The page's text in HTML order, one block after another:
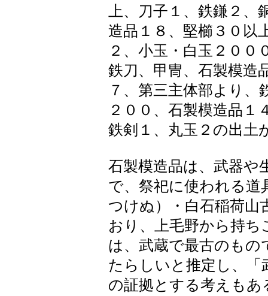
上、刀子１、鉄鎌２
造品１８、堅櫛３０以
２、小玉・白玉２００
鉄刀、甲冑、石製模造
７、第三主体部より、
２００、石製模造品１
鉄剣１、丸玉２の出土
石製模造品は、武器や
で、祭祀に使われる道
つけぬ）・白石稲荷山
おり、上毛野から持
は、武蔵で最古のも
たらしいと推定し、「
の証拠とする考えもあ